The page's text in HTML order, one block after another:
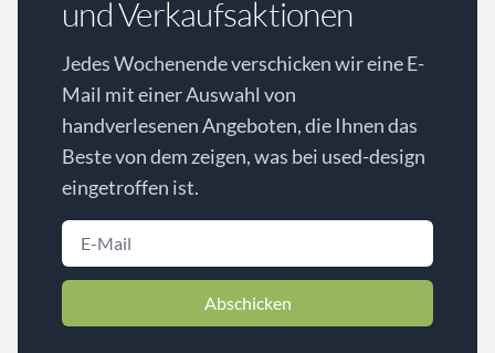
und Verkaufsaktionen
Jedes Wochenende verschicken wir eine E-
Mail mit einer Auswahl von
handverlesenen Angeboten, die Ihnen das
Beste von dem zeigen, was bei used-design
eingetroffen ist.
Abschicken